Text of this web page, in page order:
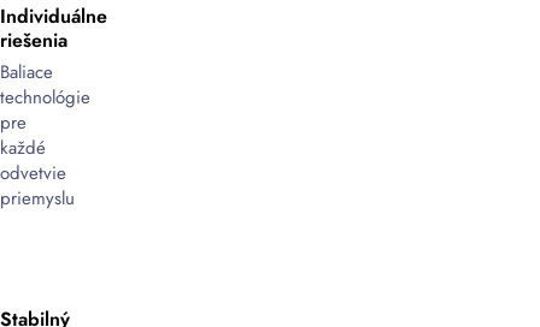
pred
prachom,
vlhkosťou
a
mechanickým
poškodením
čím
zvyšujú
skladovaní.
Individuálne
riešenia
Baliace
technológie
pre
každé
odvetvie
priemyslu
Stabilný